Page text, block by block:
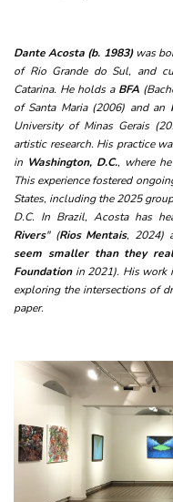
Dante Acosta (b. 1983) was
of Rio Grande do Sul, and
Catarina. He holds a BFA
of Santa Maria (2006) and an
University of Minas Gerais
artistic research. His practice
in Washington, D.C., where
This experience fostered
States, including the 2025
D.C. In Brazil, Acosta has
Rivers" (Rios Mentais, 2024)
seem smaller than they
Foundationin 2021). His work
exploring the intersections of
paper.